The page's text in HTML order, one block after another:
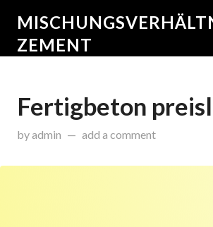
ZEMENT
Fertigbeton
byadmin onNovember 24, 2014
add a comment